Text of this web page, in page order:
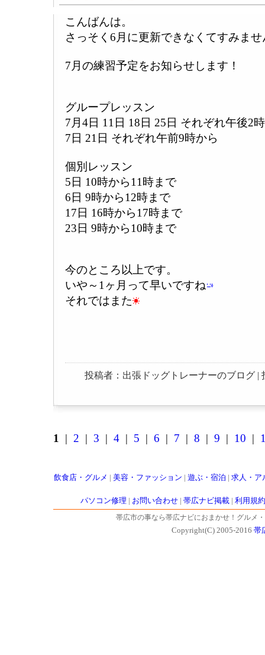
こんばんは。
さっそく6月に更新できなくてすみませ
7月の練習予定をお知らせします！
グループレッスン
7月4日 11日 18日 25日 それぞれ午後2
7日 21日 それぞれ午前9時から
個別レッスン
5日 10時から11時まで
6日 9時から12時まで
17日 16時から17時まで
23日 9時から10時まで
今のところ以上です。
いや～1ヶ月って早いですね
それではまた
投稿者：出張ドッグトレーナーのブログ |
1 | 2 | 3 | 4 | 5 | 6 | 7 | 8 | 9 | 10 |
飲食店・グルメ 美容・ファッション 遊ぶ・宿泊 求人・ア
パソコン修理 お問い合わせ| 帯広ナビ掲載| 利用規約
帯広市の事なら帯広ナビにおまかせ！グルメ
Copyright(C) 2005-2016 帯